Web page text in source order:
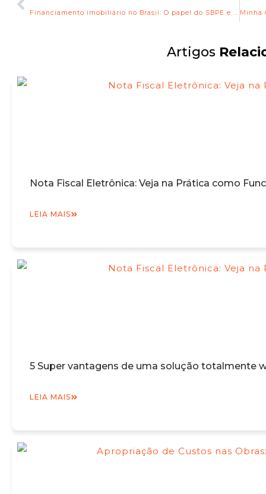
Financiamento imobiliário no Brasil: O papel do SBPE e do FGTS no acesso ao crédito habitacional
Artigos
Nota Fiscal Eletrônica: Veja na Prática como
LEIA MAIS
5 Super vantagens de uma solução totalmente
LEIA MAIS